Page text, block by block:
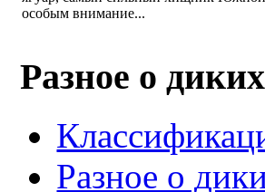
особым внимание...
Разное о
Разное о